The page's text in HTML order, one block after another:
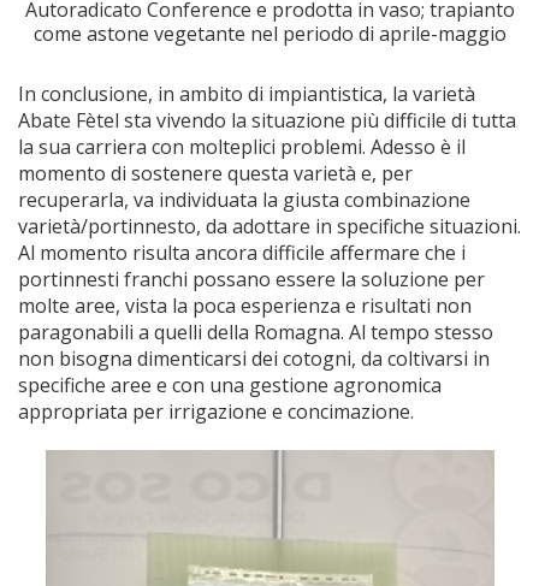
Autoradicato Conference e prodotta in vaso; trapianto
come astone vegetante nel periodo di aprile-maggio
In conclusione, in ambito di impiantistica, la varietà
Abate Fètel sta vivendo la situazione più difficile di tutta
la sua carriera con molteplici problemi. Adesso è il
momento di sostenere questa varietà e, per
recuperarla, va individuata la giusta combinazione
varietà/portinnesto, da adottare in specifiche situazioni.
Al momento risulta ancora difficile affermare che i
portinnesti franchi possano essere la soluzione per
molte aree, vista la poca esperienza e risultati non
paragonabili a quelli della Romagna. Al tempo stesso
non bisogna dimenticarsi dei cotogni, da coltivarsi in
specifiche aree e con una gestione agronomica
appropriata per irrigazione e concimazione.